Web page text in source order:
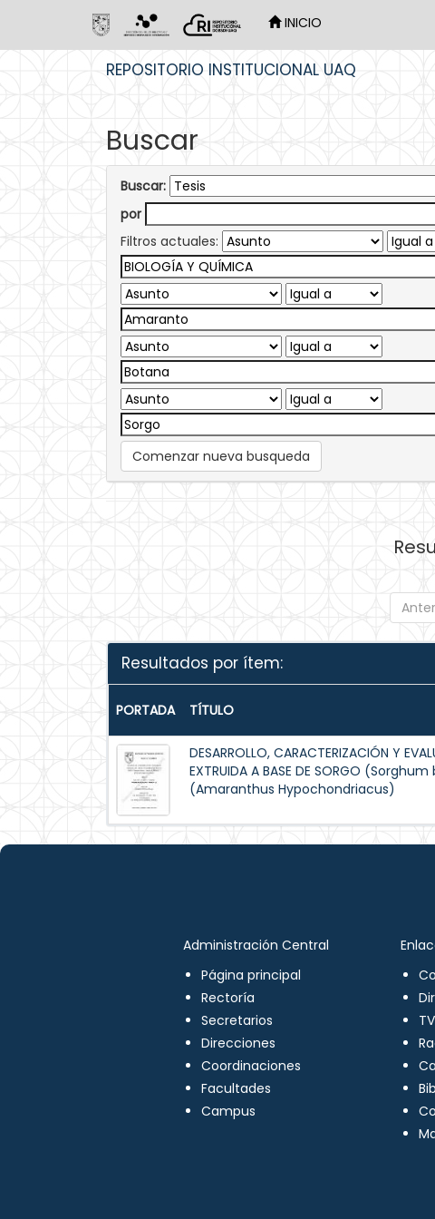
INICIO
REPOSITORIO INSTITUCIONAL UAQ
Buscar
Buscar:
por
Filtros actuales:
Comenzar nueva busqueda
Resultados por ítem:
PORTADA TÍTULO
DESARROLLO, CARACTERIZACIÓN Y
EXTRUIDA A BASE DE SORGO
(Amaranthus Hypochondriacus)
Administración Central
Página principal
Rectoría
Secretarios
Direcciones
Coordinaciones
Facultades
Campus